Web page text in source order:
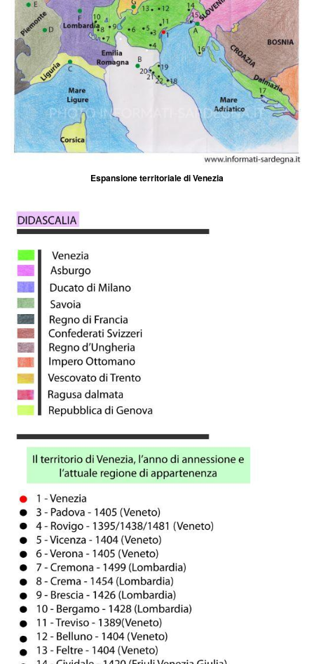
Espansione territoriale di Venezia